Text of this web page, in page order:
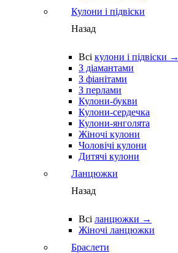
Кулони і підвіски
Назад
Всі кулони і підвіски →
З діамантами
З фіанітами
З перлами
Кулони-букви
Кулони-сердечка
Кулони-янголята
Жіночі кулони
Чоловічі кулони
Дитячі кулони
Ланцюжки
Назад
Всі ланцюжки →
Жіночі ланцюжки
Браслети